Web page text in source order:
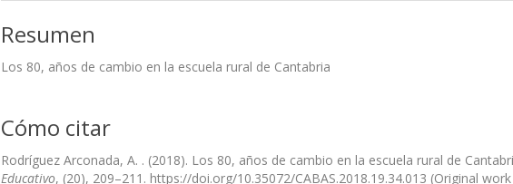
Resumen
Los 80, años de cambio en la escuela rural de Cantabria
Cómo citar
Rodríguez Arconada, A. . (2018). Los 80, años de cambio en la escuela rural de
Educativo, (20), 209–211. https://doi.org/10.35072/CABAS.2018.19.34.013 (Original